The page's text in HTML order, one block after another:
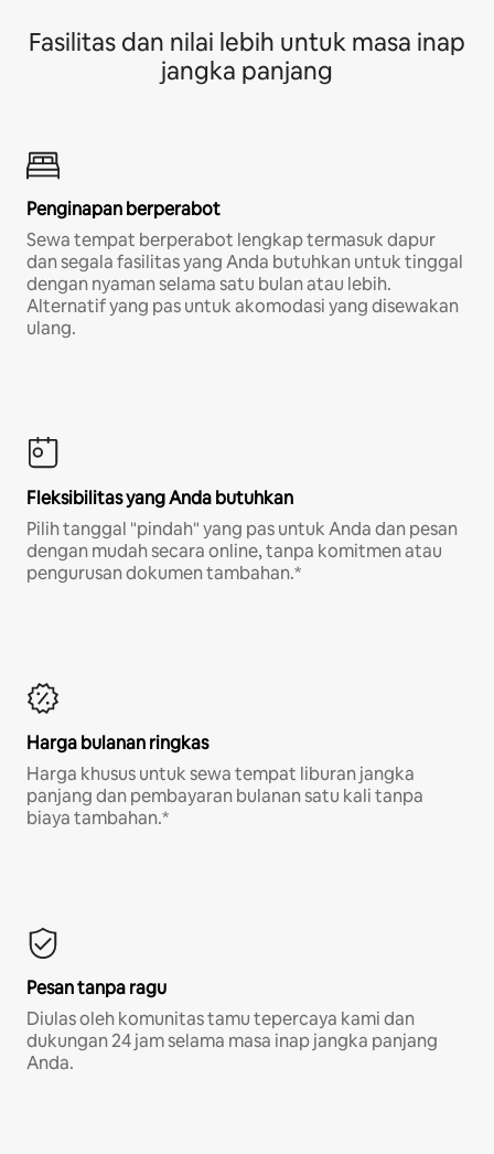
Fasilitas dan nilai lebih untuk masa inap
jangka panjang
Penginapan berperabot
Sewa tempat berperabot lengkap termasuk dapur
dan segala fasilitas yang Anda butuhkan untuk tinggal
dengan nyaman selama satu bulan atau lebih.
Alternatif yang pas untuk akomodasi yang disewakan
ulang.
Fleksibilitas yang Anda butuhkan
Pilih tanggal "pindah" yang pas untuk Anda dan pesan
dengan mudah secara online, tanpa komitmen atau
pengurusan dokumen tambahan.*
Harga bulanan ringkas
Harga khusus untuk sewa tempat liburan jangka
panjang dan pembayaran bulanan satu kali tanpa
biaya tambahan.*
Pesan tanpa ragu
Diulas oleh komunitas tamu tepercaya kami dan
dukungan 24 jam selama masa inap jangka panjang
Anda.